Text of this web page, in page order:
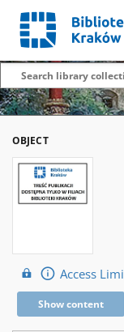
OBJECT
Access
Show content